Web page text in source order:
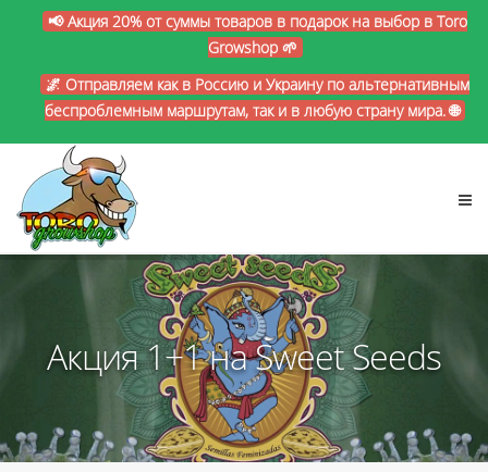
📢 Акция 20% от суммы товаров в подарок на выбор в Toro
Growshop 🌱
🌌 Отправляем как в Россию и Украину по альтернативным
беспроблемным маршрутам, так и в любую страну мира. 🌐
Акция 1+1 на Sweet Seeds